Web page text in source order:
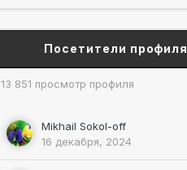
Посетители профиля
13 851 просмотр профиля
Mikhail Sokol-off
16 декабря, 2024